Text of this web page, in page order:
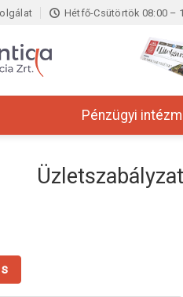
Hétfő-Csütörtök 08:00 –
Pénzügyi